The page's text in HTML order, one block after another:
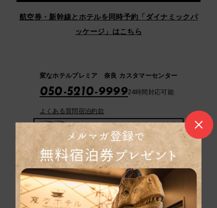
航空券・新幹線とホテルを同時予約「ダイナミックパ
ッケージ」はこちら
変なホテルプレミア 奈良 カスタマーセンター
050-5210-999924時間対応可能
よくある質問宿泊約款
パンフレットはこち
ら